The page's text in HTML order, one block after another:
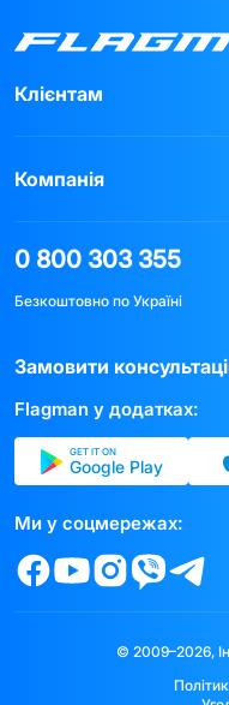
Клієнтам
Компанія
0 800 303 355
Безкоштовно по Україні
Замовити
Flagman у додатках:
GET IT ON
Google Play
Ми у соцмережах:
© 2009–2026,